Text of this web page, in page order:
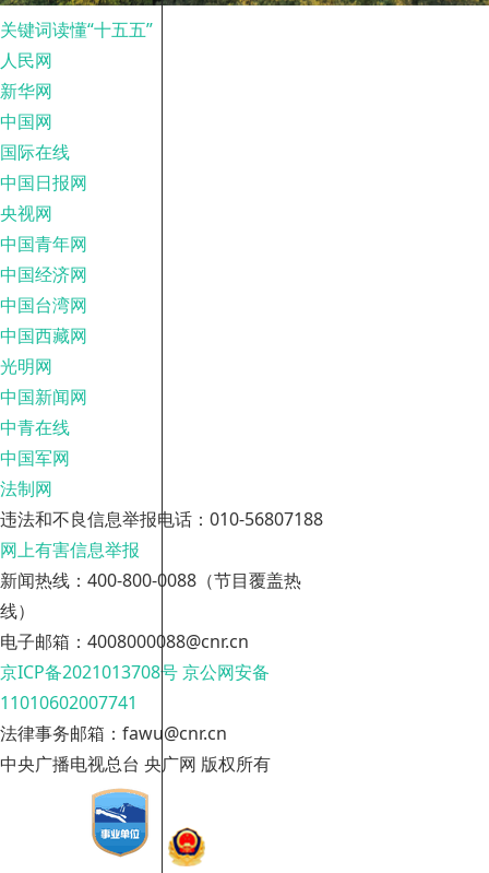
关键词读懂“十五五”
人民网
新华网
中国网
国际在线
中国日报网
央视网
中国青年网
中国经济网
中国台湾网
中国西藏网
光明网
中国新闻网
中青在线
中国军网
法制网
违法和不良信息举报电话：010-56807188
网上有害信息举报
新闻热线：400-800-0088（节目覆盖热
线）
电子邮箱：4008000088@cnr.cn
京ICP备2021013708号京公网安备
11010602007741
法律事务邮箱：fawu@cnr.cn
中央广播电视总台 央广网 版权所有